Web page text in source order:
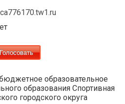
образовательное
образования Спортивная
городского округа